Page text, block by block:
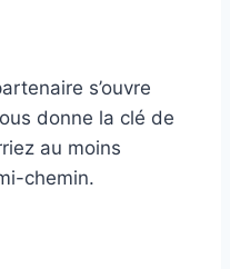
s’ouvre
donne la clé de
au moins
chemin.